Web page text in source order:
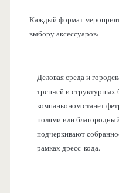
Каждый формат
выбору аксессуаров:
Деловая среда и
тренчей и структурных
компаньоном станет
полями или
подчеркивают
рамках дресс-кода.